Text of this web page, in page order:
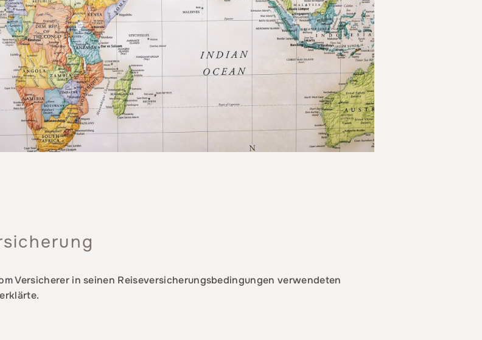
Versicherer in seinen Reiseversicherungsbedingungen verwendeten